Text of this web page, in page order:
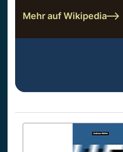
Mehr auf Wikipedia